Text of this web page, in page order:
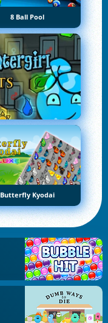
8 Ball Pool
Butterfly Kyodai